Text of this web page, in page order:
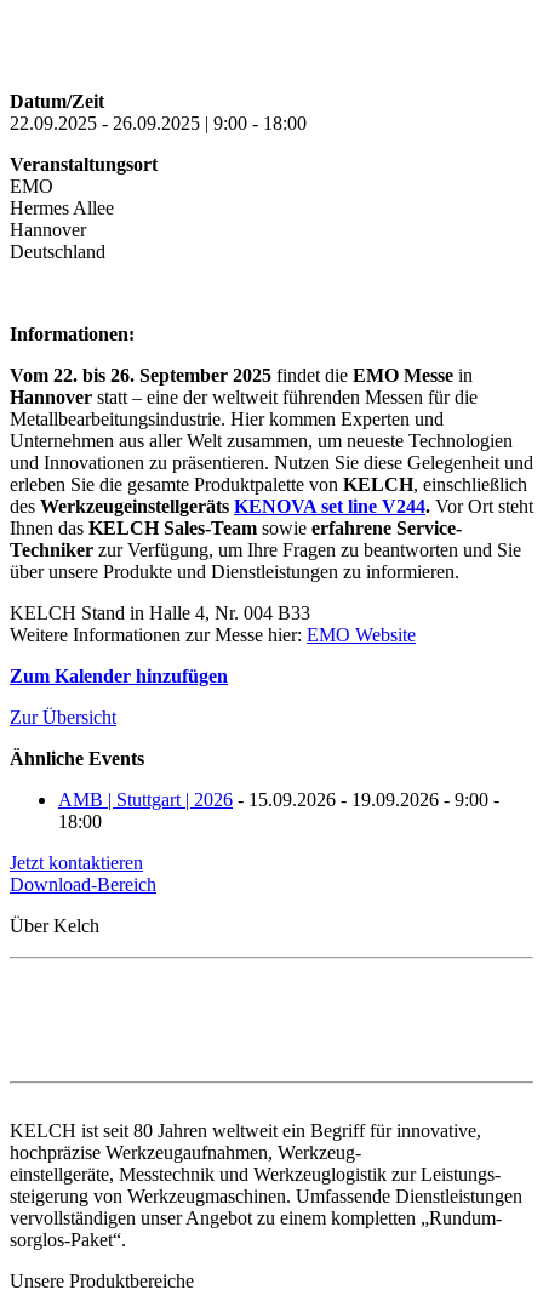
Datum/Zeit
22.09.2025 - 26.09.2025 | 9:00 - 18:00
Veranstaltungsort
EMO
Hermes Allee
Hannover
Deutschland
Informationen:
Vom 22. bis 26. September 2025 findet die EMO Messe in
Hannover statt – eine der weltweit führenden Messen für die
Metallbearbeitungsindustrie. Hier kommen Experten und
Unternehmen aus aller Welt zusammen, um neueste Technologien
und Innovationen zu präsentieren. Nutzen Sie diese Gelegenheit und
erleben Sie die gesamte Produktpalette von KELCH, einschließlich
des Werkzeugeinstellgeräts KENOVA set line V244. Vor Ort steht
Ihnen das KELCH Sales-Team sowie erfahrene Service-
Techniker zur Verfügung, um Ihre Fragen zu beantworten und Sie
über unsere Produkte und Dienstleistungen zu informieren.
KELCH Stand in Halle 4, Nr. 004 B33
Weitere Informationen zur Messe hier: EMO Website
Zum Kalender hinzufügen
Zur Übersicht
Ähnliche Events
AMB | Stuttgart | 2026 - 15.09.2026 - 19.09.2026 - 9:00 -
18:00
Jetzt kontaktieren
Download-Bereich
Über Kelch
KELCH ist seit 80 Jahren weltweit ein Begriff für innovative,
hochpräzise Werkzeugaufnahmen, Werkzeug-
einstellgeräte, Messtechnik und Werkzeuglogistik zur Leistungs-
steigerung von Werkzeugmaschinen. Umfassende Dienstleistungen
vervollständigen unser Angebot zu einem kompletten „Rundum-
sorglos-Paket“.
Unsere Produktbereiche